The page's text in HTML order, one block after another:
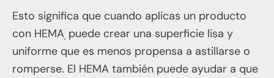
Esto significa que cuando aplicas un producto
con HEMA, puede crear una superficie lisa y
uniforme que es menos propensa a astillarse o
romperse. El HEMA también puede ayudar a que